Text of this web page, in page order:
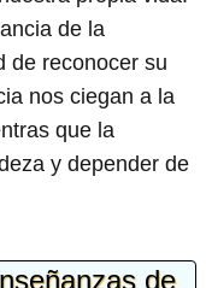
de la
de reconocer su
nos ciegan a la
que la
y depender de
de